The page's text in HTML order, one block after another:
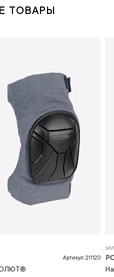
ТОВАРЫ
Артикул: 211120